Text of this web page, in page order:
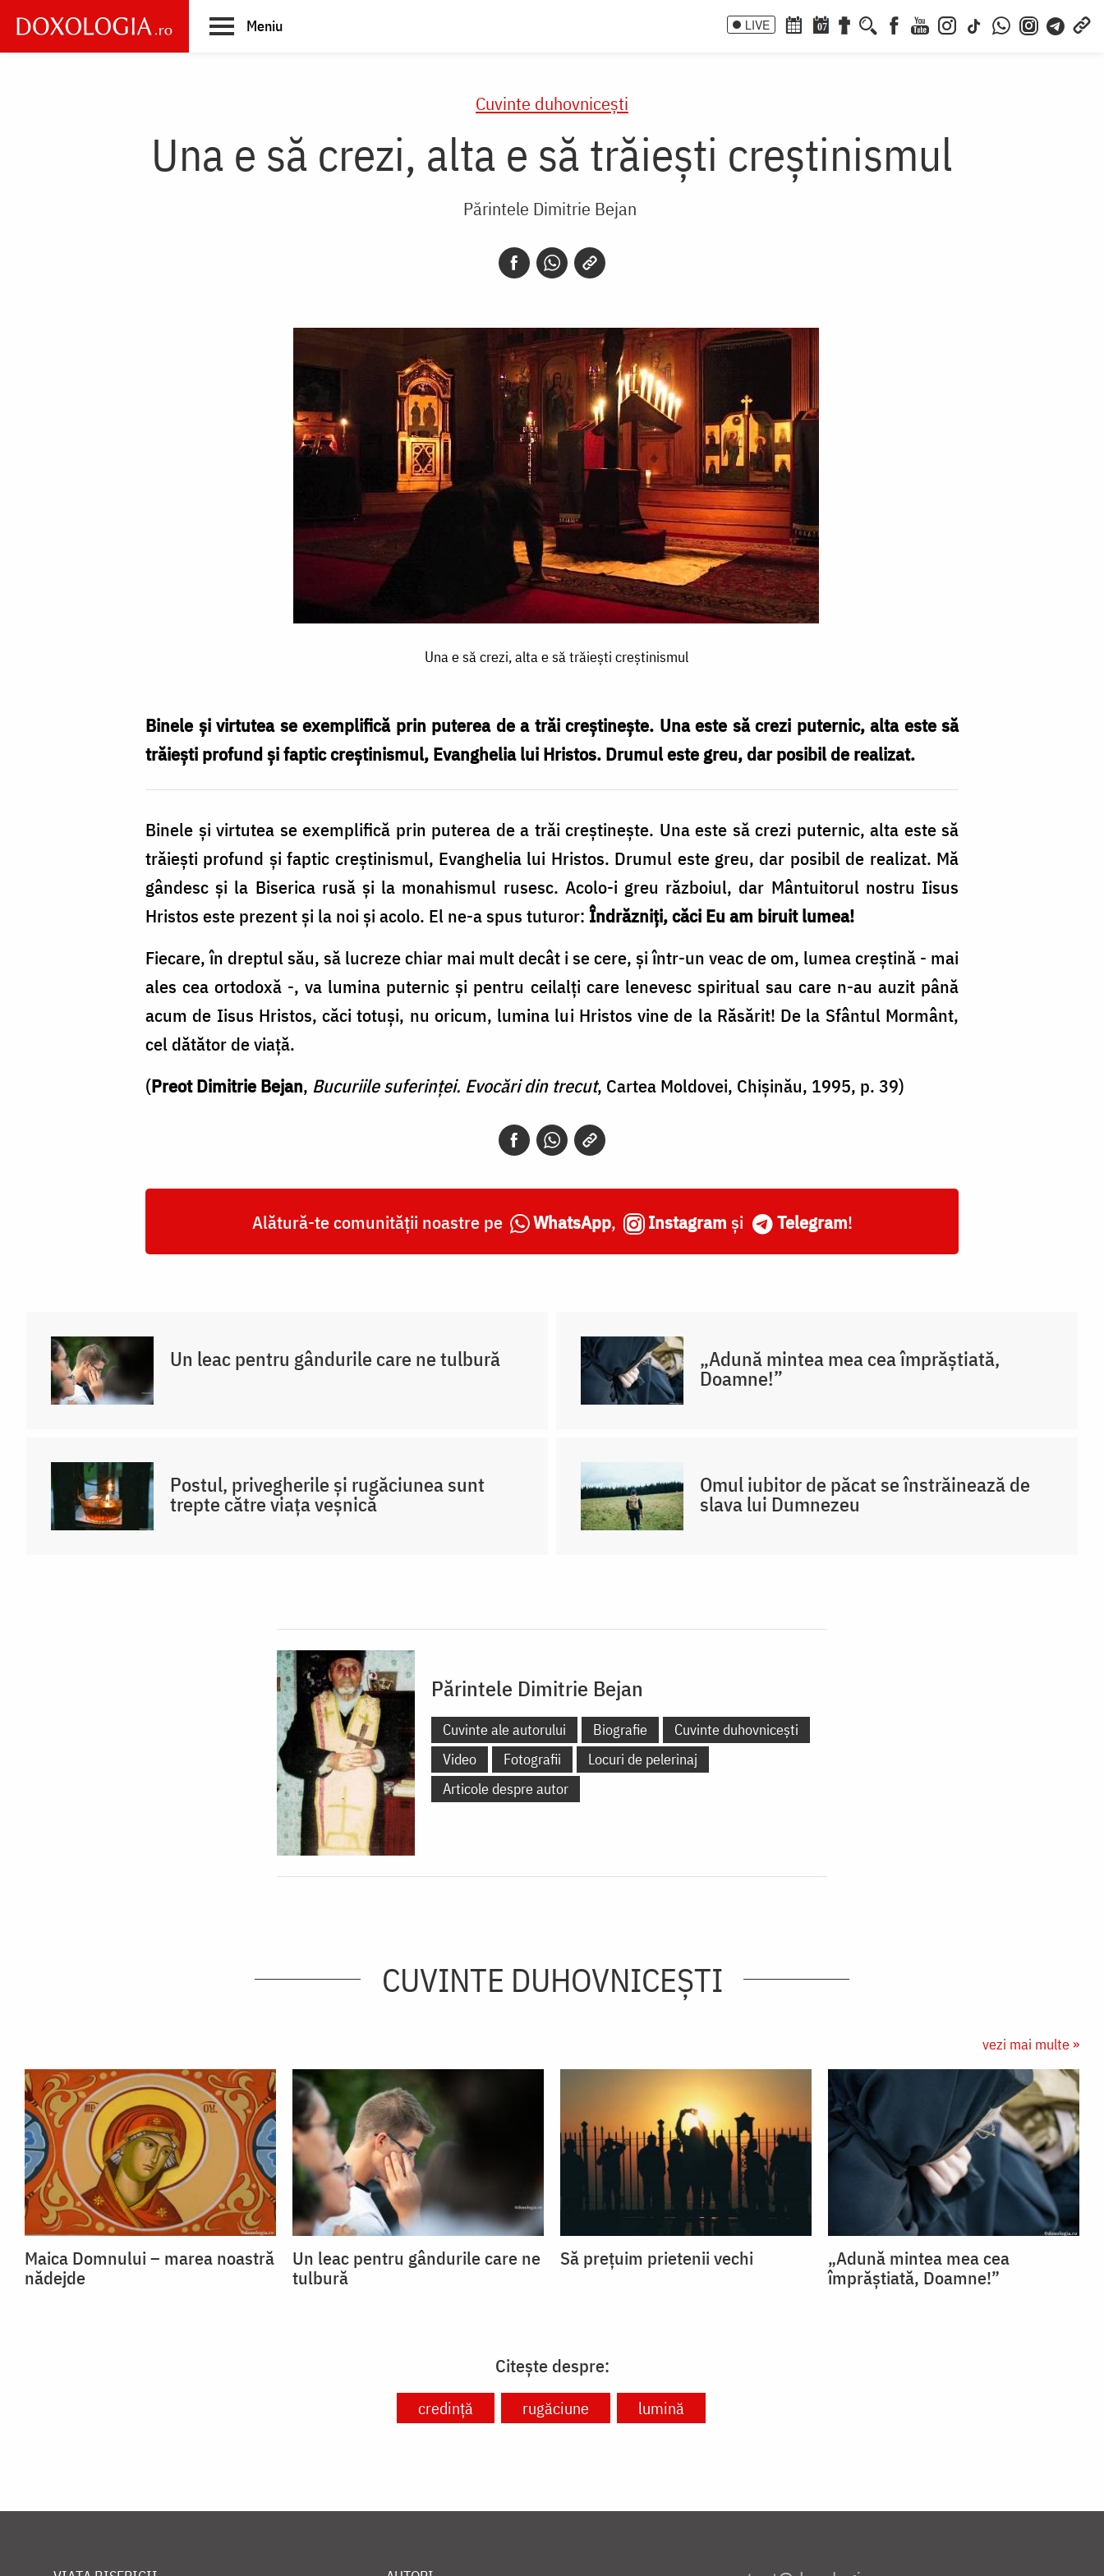
main
Meniu LIVE 07
Cuvinte duhovnicești
Una e să crezi, alta e să trăiești creștinismul
Părintele Dimitrie Bejan
Una e să crezi, alta e să trăiești creștinismul
Binele şi virtutea se exemplifică prin puterea de a trăi creştineşte. Una este să crezi puternic, alta este să
trăieşti profund şi faptic creştinismul, Evanghelia lui Hristos. Drumul este greu, dar posibil de realizat.
Binele şi virtutea se exemplifică prin puterea de a trăi creştineşte. Una este să crezi puternic, alta este să
trăieşti profund şi faptic creştinismul, Evanghelia lui Hristos. Drumul este greu, dar posibil de realizat. Mă
gândesc şi la Biserica rusă şi la monahismul rusesc. Acolo-i greu războiul, dar Mântuitorul nostru Iisus
Hristos este prezent şi la noi şi acolo. El ne-a spus tuturor: Îndrăzniţi, căci Eu am biruit lumea!
Fiecare, în dreptul său, să lucreze chiar mai mult decât i se cere, şi într-un veac de om, lumea creştină - mai
ales cea ortodoxă -, va lumina puternic şi pentru ceilalţi care lenevesc spiritual sau care n-au auzit până
acum de Iisus Hristos, căci totuşi, nu oricum, lumina lui Hristos vine de la Răsărit! De la Sfântul Mormânt,
cel dătător de viaţă.
(Preot Dimitrie Bejan, Bucuriile suferinței. Evocări din trecut, Cartea Moldovei, Chișinău, 1995, p. 39)
Alătură-te comunității noastre pe WhatsApp, Instagram și Telegram!
Un leac pentru gândurile care ne tulbură „Adună mintea mea cea împrăștiată,
Doamne!”
Postul, privegherile și rugăciunea sunt
trepte către viața veșnică
Omul iubitor de păcat se înstrăinează de
slava lui Dumnezeu
Părintele Dimitrie Bejan
Cuvinte ale autorului Biografie
Cuvinte duhovnicești
Video
Fotografii
Locuri de pelerinaj
Articole despre autor
CUVINTE DUHOVNICEȘTI
vezi mai multe »
Maica Domnului – marea noastră
nădejde
Un leac pentru gândurile care ne
tulbură
Să prețuim prietenii vechi
„Adună mintea mea cea
împrăștiată, Doamne!”
Citește despre:
credință rugăciune lumină